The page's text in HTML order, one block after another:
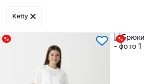
Ketty
% %